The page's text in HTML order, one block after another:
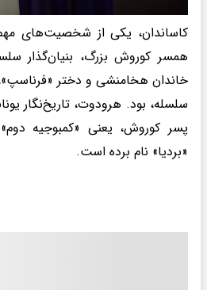
کاساندان، یکی از شخصیت‌های مهم
همسر کوروش بزرگ، بنیان‌گذار
خاندان هخامنشی و دختر
سلسله، بود. هرودوت، تاریخ‌نگار
پسر کوروش، یعنی «کمبوجیه
«بردیا» نام برده است.